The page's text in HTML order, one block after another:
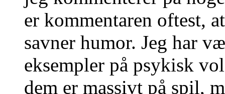
er kommentaren oftest,
savner humor. Jeg har
eksempler på psykisk
dem er massivt på spil,